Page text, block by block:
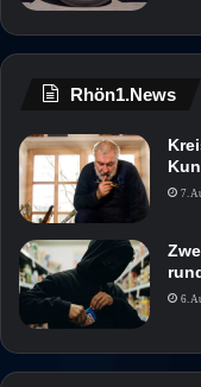
Rhön1.News
7.
6.